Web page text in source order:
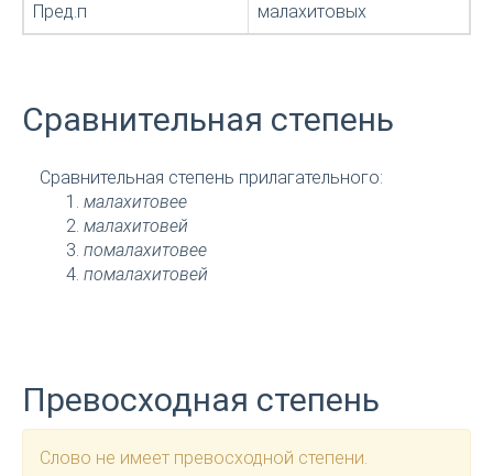
Пред.п малахитовых
Сравнительная степень
Сравнительная степень прилагательного:
малахитовее
малахитовей
помалахитовее
помалахитовей
Превосходная степень
Слово не имеет превосходной степени.